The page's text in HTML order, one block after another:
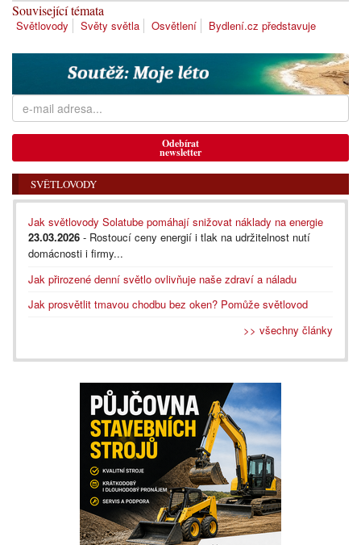
Související témata
Světlovody Světy světla Osvětlení Bydlení.cz představuje
Odebírat
newsletter
SVĚTLOVODY
Jak světlovody Solatube pomáhají snižovat náklady na energie
23.03.2026 - Rostoucí ceny energií i tlak na udržitelnost nutí
domácnosti i firmy...
Jak přirozené denní světlo ovlivňuje naše zdraví a náladu
Jak prosvětlit tmavou chodbu bez oken? Pomůže světlovod
>> všechny články